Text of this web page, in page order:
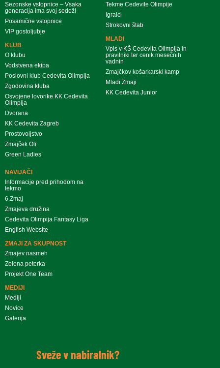
Sezonske vstopnice – Vsaka
generacija ima svoj sedež!
Posamične vstopnice
VIP gostoljubje
KLUB
O klubu
Vodstvena ekipa
Poslovni klub Cedevita Olimpija
Zgodovina kluba
Osvojene lovorike KK Cedevita
Olimpija
Dvorana
KK Cedevita Zagreb
Prostovoljstvo
Zmajček Oli
Green Ladies
Tekme Cedevite Olimpije
Igralci
Strokovni štab
MLADI
Vpis v KŠ Cedevita Olimpija in
pravilniki ter cenik mesečnih
vadnin
Zmajčkov košarkarski kamp
Mladi Zmaji
KK Cedevita Junior
NAVIJAČI
Informacije pred prihodom na
tekmo
6.Zmaj
Zmajeva družina
Cedevita Olimpija Fantasy Liga
English Website
ZMAJI ZA SKUPNOST
Zmajev nasmeh
Zelena peterka
Projekt One Team
MEDIJI
Mediji
Novice
Galerija
Sveže v nabiralnik?